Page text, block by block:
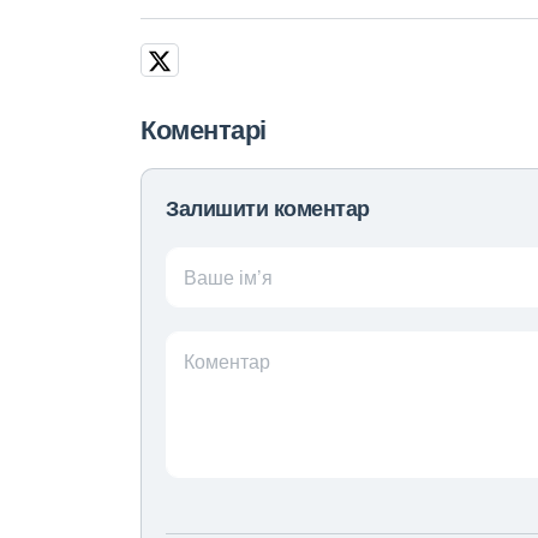
Коментарі
Залишити коментар
Ваше ім’я
Коментар